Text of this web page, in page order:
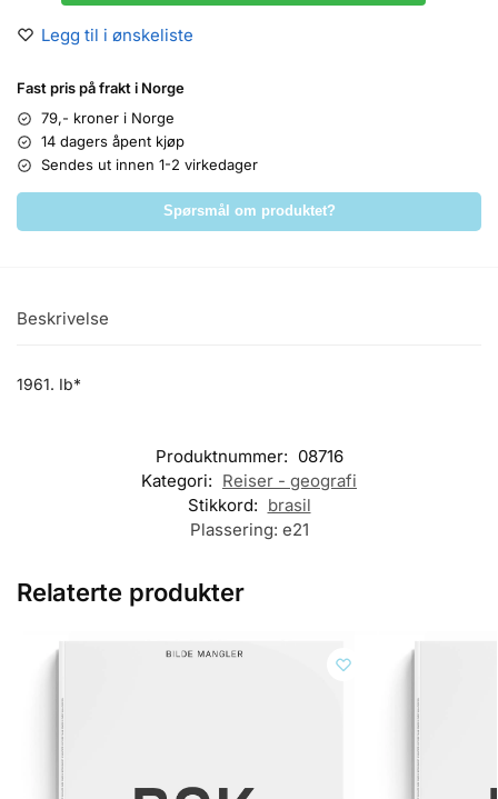
Legg til i ønskeliste
Fast pris på frakt i Norge
79,- kroner i Norge
14 dagers åpent kjøp
Sendes ut innen 1-2 virkedager
Spørsmål om produktet?
Beskrivelse
1961. Ib*
Produktnummer: 08716
Kategori: Reiser - geografi
Stikkord: brasil
Plassering: e21
Relaterte produkter